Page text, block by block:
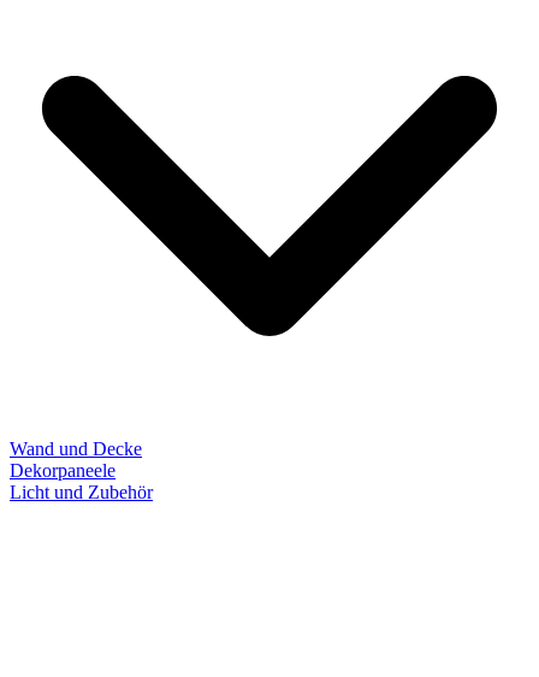
Wand und Decke
Dekorpaneele
Licht und Zubehör